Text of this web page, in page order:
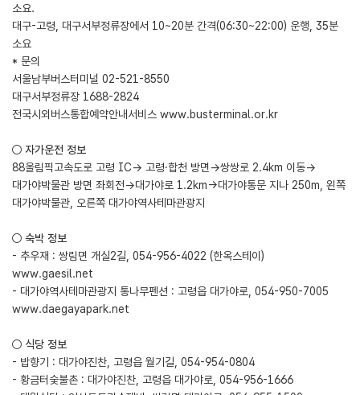
소요.
대구-고령, 대구서부정류장에서 10~20분 간격(06:30~22:00) 운행, 35분
소요
* 문의
서울남부버스터미널 02-521-8550
대구서부정류장 1688-2824
전국시외버스통합예약안내서비스 www.busterminal.or.kr
○ 자가운전 정보
88올림픽고속도로 고령 IC→ 고령·합천 방면→쌍쌍로 2.4km 이동→
대가야박물관 방면 좌회전→대가야로 1.2km→대가야통문 지나 250m, 왼쪽
대가야박물관, 오른쪽 대가야역사테마관광지
○ 숙박 정보
- 추우재 : 쌍림면 개실2길, 054-956-4022 (한옥스테이)
www.gaesil.net
- 대가야역사테마관광지 통나무펜션 : 고령읍 대가야로, 054-950-7005
www.daegayapark.net
○ 식당 정보
- 밥향기 : 대가야진찬, 고령읍 월기길, 054-954-0804
- 황금터숯불촌 : 대가야진찬, 고령읍 대가야로, 054-956-1666